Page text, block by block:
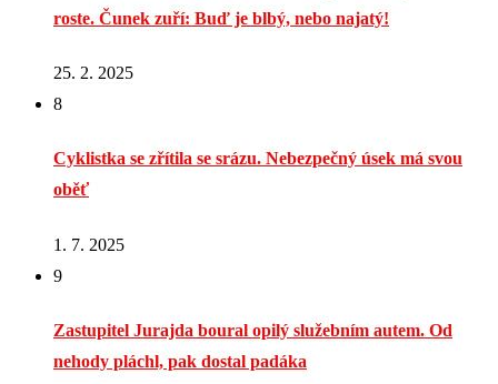
roste. Čunek zuří: Buď je blbý, nebo najatý!
25. 2. 2025
8
Cyklistka se zřítila se srázu. Nebezpečný úsek má svou
oběť
1. 7. 2025
9
Zastupitel Jurajda boural opilý služebním autem. Od
nehody pláchl, pak dostal padáka